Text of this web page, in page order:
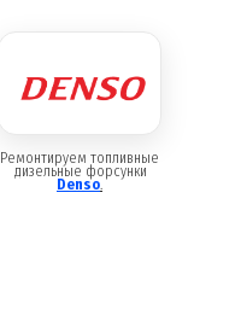
Ремонтируем топливные
дизельные форсунки
Denso.